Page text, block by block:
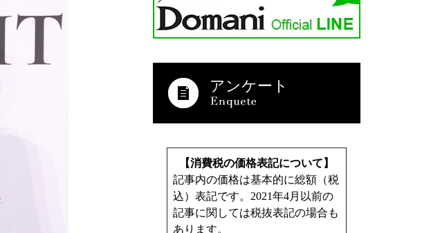
アンケート
【消費税の価格表記について】
記事内の価格は基本的に総額（税
込）表記です。2021年4月以前の
記事に関しては税抜表記の場合も
あります。